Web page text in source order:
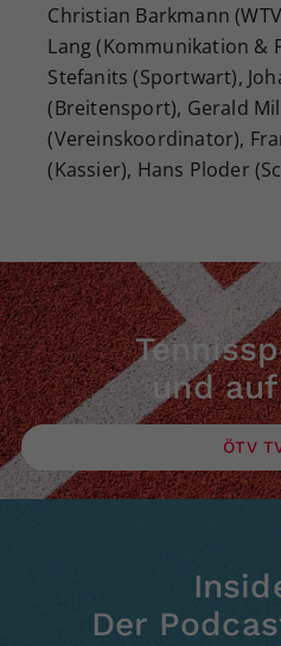
Christian Barkmann
Lang (Kommunikation &
Stefanits (Sportwart),
(Breitensport), Gerald
(Vereinskoordinator),
(Kassier), Hans Ploder
und
ÖTV
Der